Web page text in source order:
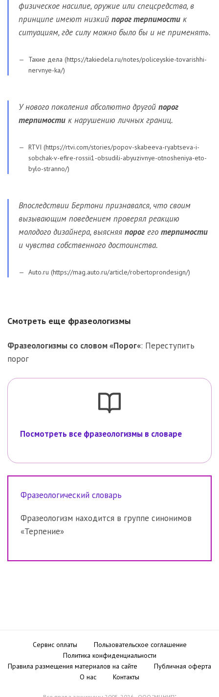
физическое насилие, оружие или спецсредства, в
принципе имеют низкий порог терпимости к
ситуациям, где силу можно было бы и не применять.
Такие дела (https://takiedela.ru/notes/policeyskie-tovarishhi-
nervnye-ka/)
У нового поколения абсолютно другой порог
терпимости к нарушению личных границ.
RTVI (https://rtvi.com/stories/popov-skabeeva-ryabtseva-i-
sobchak-v-efire-rossii1-obsudili-abyuzivnye-otnosheniya-eto-
bylo-stranno/)
Впоследствии Бертони признавался, что своим
вызывающим поведением проверял реакцию
молодого дизайнера, выясняя порог его терпимости
и чувства собственного достоинства.
Auto.ru (https://mag.auto.ru/article/robertoprondesign/)
Смотреть еще фразеологизмы
Фразеологизмы со словом «Порог«: Переступить
порог
Посмотреть все фразеологизмы в словаре
Фразеологический словарь
Фразеологизм находится в группе синонимов
«Терпение»
Сервис оплаты
Пользовательское соглашение
Политика конфиденциальности
Правила размещения материалов на сайте
Публичная оферта
О нас
Контакты